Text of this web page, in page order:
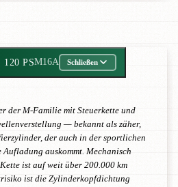
120 PSM16A Schließen
der M-Familie mit Steuerkette und
— bekannt als zäher,
der auch in der sportlichen
Aufladung auskommt. Mechanisch
ist auf weit über 200.000 km
ist die Zylinderkopfdichtung